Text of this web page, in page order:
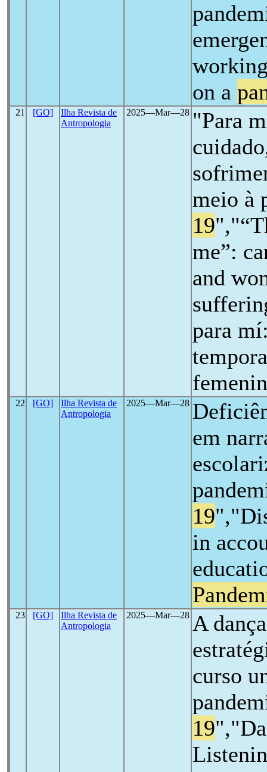
on a
21 [GO]
Ilha Revista de
Antropologia
2025―Mar―28 "Para
meio à
19
me”:
and
para
22 [GO]
Ilha Revista de
Antropologia
2025―Mar―28
em
19
in
23 [GO]
Ilha Revista de
Antropologia
2025―Mar―28 A
curso
19